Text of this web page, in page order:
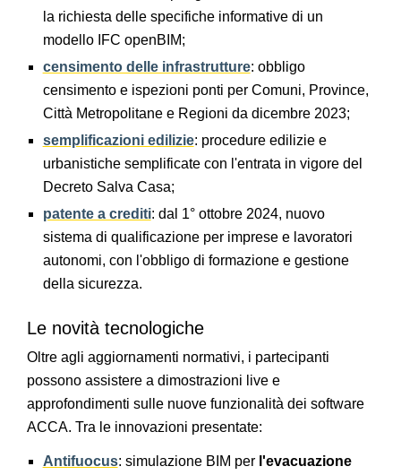
la richiesta delle specifiche informative di un
modello IFC openBIM;
censimento delle infrastrutture: obbligo
censimento e ispezioni ponti per Comuni, Province,
Città Metropolitane e Regioni da dicembre 2023;
semplificazioni edilizie: procedure edilizie e
urbanistiche semplificate con l'entrata in vigore del
Decreto Salva Casa;
patente a crediti: dal 1° ottobre 2024, nuovo
sistema di qualificazione per imprese e lavoratori
autonomi, con l'obbligo di formazione e gestione
della sicurezza.
Le novità tecnologiche
Oltre agli aggiornamenti normativi, i partecipanti
possono assistere a dimostrazioni live e
approfondimenti sulle nuove funzionalità dei software
ACCA. Tra le innovazioni presentate:
Antifuocus: simulazione BIM per l'evacuazione